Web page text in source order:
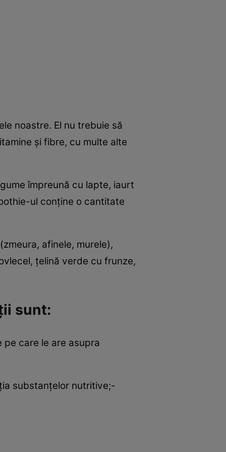
noastre. El nu trebuie să
și fibre, cu multe alte
împreună cu lapte, iaurt
ul conține o cantitate
afinele, murele),
țelină verde cu frunze,
sunt:
pe care le are asupra
substanțelor nutritive;-